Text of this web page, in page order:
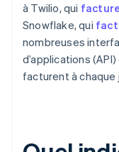
à Twilio, qui facture
Snowflake, qui
nombreuses
d’applications
facturent à chaque